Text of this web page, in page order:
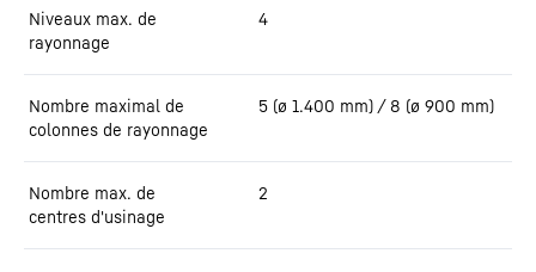
Niveaux max. de
rayonnage
4
Nombre maximal de
colonnes de rayonnage
5 (ø 1.400 mm) / 8 (ø 900 mm)
Nombre max. de
centres d'usinage
2